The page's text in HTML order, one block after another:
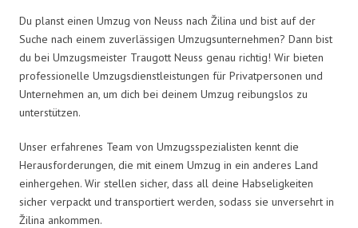
Du planst einen Umzug von Neuss nach Žilina und bist auf der
Suche nach einem zuverlässigen Umzugsunternehmen? Dann bist
du bei Umzugsmeister Traugott Neuss genau richtig! Wir bieten
professionelle Umzugsdienstleistungen für Privatpersonen und
Unternehmen an, um dich bei deinem Umzug reibungslos zu
unterstützen.
Unser erfahrenes Team von Umzugsspezialisten kennt die
Herausforderungen, die mit einem Umzug in ein anderes Land
einhergehen. Wir stellen sicher, dass all deine Habseligkeiten
sicher verpackt und transportiert werden, sodass sie unversehrt in
Žilina ankommen.